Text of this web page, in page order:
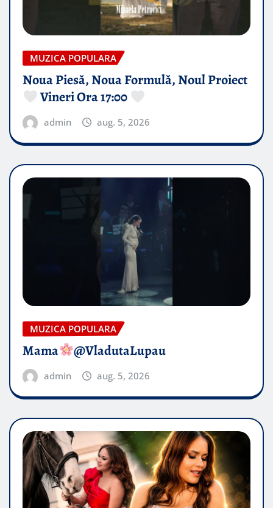
MUZICA POPULARA
Noua Piesă, Noua Formulă, Noul Proiect
Vineri Ora 17:00
admin aug. 5, 2026
MUZICA POPULARA
Mama @VladutaLupau
admin aug. 5, 2026